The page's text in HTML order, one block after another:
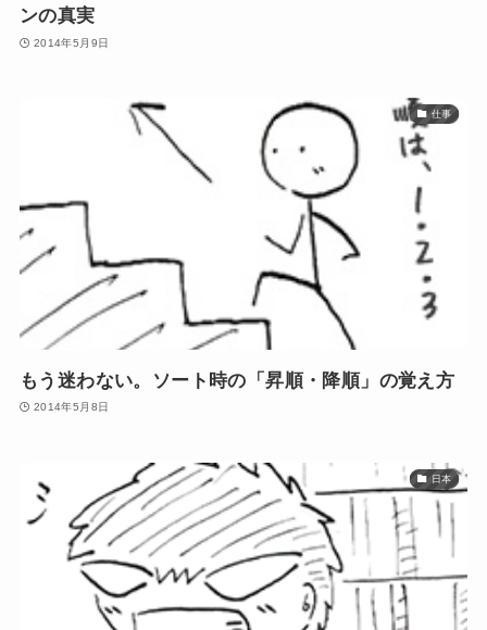
ンの真実
2014年5月9日
仕事
もう迷わない。ソート時の「昇順・降順」の覚え方
2014年5月8日
日本